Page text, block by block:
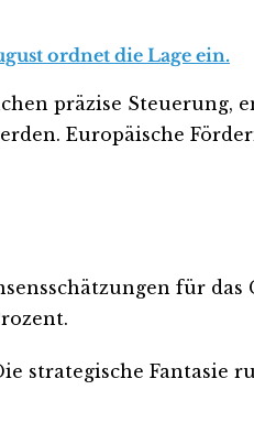
ordnet die Lage ein.
präzise
Europäische
für das
strategische Fantasie